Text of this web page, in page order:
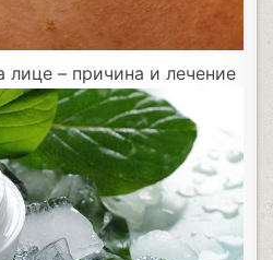
лице – причина и лечение